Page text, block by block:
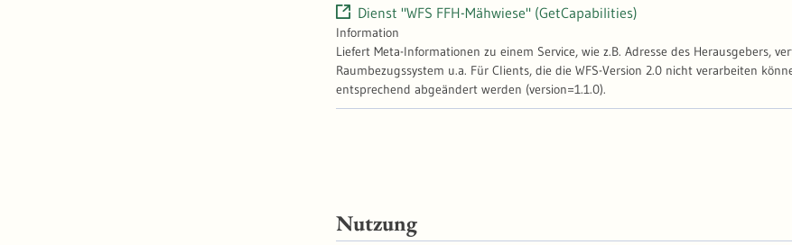
Dienst "WFS FFH-Mähwiese" (GetCapabilities)
Information
Liefert Meta-Informationen zu einem Service, wie z.B. Adresse des Herausgebers,
Raumbezugssystem u.a. Für Clients, die die WFS-Version 2.0 nicht verarbeiten
entsprechend abgeändert werden (version=1.1.0).
Nutzung